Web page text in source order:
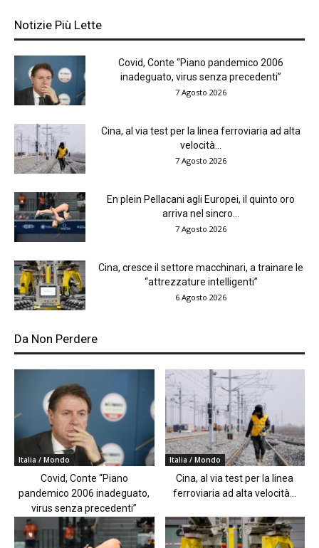
Notizie Più Lette
Covid, Conte “Piano pandemico 2006
inadeguato, virus senza precedenti”
7 Agosto 2026
Cina, al via test per la linea ferroviaria ad alta
velocità...
7 Agosto 2026
En plein Pellacani agli Europei, il quinto oro
arriva nel sincro...
7 Agosto 2026
Cina, cresce il settore macchinari, a trainare le
“attrezzature intelligenti”
6 Agosto 2026
Da Non Perdere
Italia / Mondo
Covid, Conte “Piano
pandemico 2006 inadeguato,
virus senza precedenti”
Italia / Mondo
Cina, al via test per la linea
ferroviaria ad alta velocità...